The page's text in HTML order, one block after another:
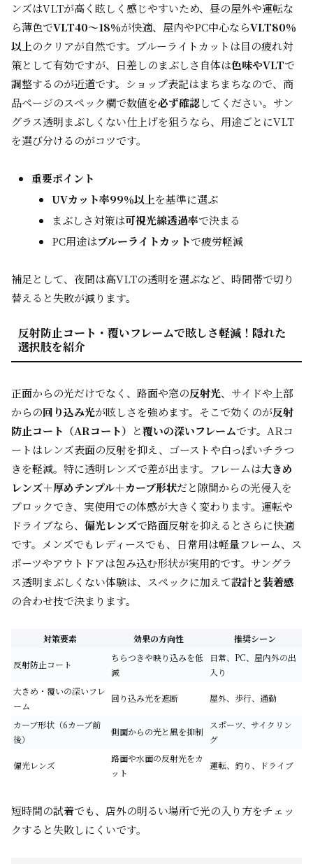
ンズはVLTが高く眩しく感じやすいため、昼の屋外や運転な
ら薄色でVLT40〜18％が快適、屋内やPC中心ならVLT80％
以上のクリアが自然です。ブルーライトカットは目の疲れ対
策として有効ですが、日差しのまぶしさ自体は色味やVLTで
調整するのが近道です。ショップ表記はまちまちなので、商
品ページのスペック欄で数値を必ず確認してください。サン
グラス透明まぶしくない仕上げを狙うなら、用途ごとにVLT
を選び分けるのがコツです。
重要ポイント
UVカット率99％以上を基準に選ぶ
まぶしさ対策は可視光線透過率で決まる
PC用途はブルーライトカットで疲労軽減
補足として、夜間は高VLTの透明を選ぶなど、時間帯で切り
替えると失敗が減ります。
反射防止コート・覆いフレームで眩しさ軽減！隠れた
選択肢を紹介
正面からの光だけでなく、路面や窓の反射光、サイドや上部
からの回り込み光が眩しさを強めます。そこで効くのが反射
防止コート（ARコート） と覆いの深いフレームです。ARコ
ートはレンズ表面の反射を抑え、ゴーストや白っぽいチラつ
きを軽減。特に透明レンズで差が出ます。フレームは大きめ
レンズ＋厚めテンプル＋カーブ形状だと隙間からの光侵入を
ブロックでき、実使用での体感が大きく変わります。運転や
ドライブなら、 偏光レンズで路面反射を抑えるとさらに快適
です。メンズでもレディースでも、日常用は軽量フレーム、ス
ポーツやアウトドアは包み込む形状が実用的です。サングラ
ス透明まぶしくない体験は、スペックに加えて設計と装着感
の合わせ技で決まります。
対策要素 効果の方向性 推奨シーン
反射防止コート
ちらつきや映り込みを低
減
日常、PC、屋内外の出
入り
大きめ・覆いの深いフレ
ーム
回り込み光を遮断 屋外、歩行、通勤
カーブ形状（6カーブ前
後）
側面からの光と風を抑制
スポーツ、サイクリン
グ
偏光レンズ
路面や水面の反射光をカ
ット
運転、釣り、ドライブ
短時間の試着でも、店外の明るい場所で光の入り方をチェッ
クすると失敗しにくいです。